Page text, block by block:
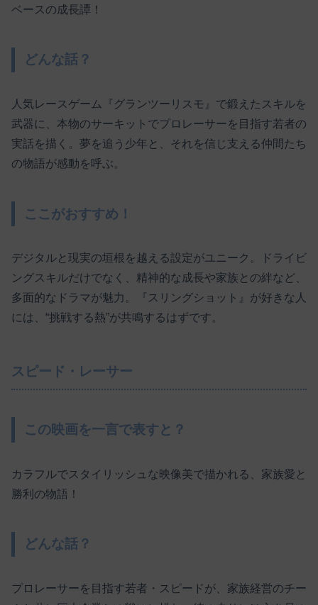
ベースの成長譚！
どんな話？
人気レースゲーム『グランツーリスモ』で鍛えたスキルを
武器に、本物のサーキットでプロレーサーを目指す若者の
実話を描く。夢を追う少年と、それを信じ支える仲間たち
の物語が感動を呼ぶ。
ここがおすすめ！
デジタルと現実の垣根を越える設定がユニーク。ドライビ
ングスキルだけでなく、精神的な成長や家族との絆など、
多面的なドラマが魅力。『スリングショット』が好きな人
には、“挑戦する熱”が共鳴するはずです。
スピード・レーサー
この映画を一言で表すと？
カラフルでスタイリッシュな映像美で描かれる、家族愛と
勝利の物語！
どんな話？
プロレーサーを目指す若者・スピードが、家族経営のチー